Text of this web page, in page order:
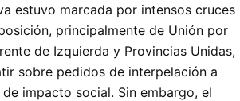
estuvo marcada por intensos cruces
principalmente de Unión por
de Izquierda y Provincias Unidas,
sobre pedidos de interpelación a
impacto social. Sin embargo, el